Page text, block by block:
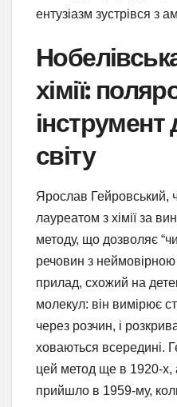
ентузіазм зустрівся з
хімії:
інструмент
світу
Ярослав Гейровський,
лауреатом з хімії за
методу, що дозволяє
речовин з неймовірною
прилад, схожий на
молекул: він вимірює
через розчин, і
ховаються всередині.
цей метод ще в 1920-х,
прийшло в 1959-му,